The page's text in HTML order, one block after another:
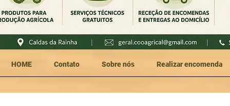
HOME Contato Sobre nós Realizar encomenda